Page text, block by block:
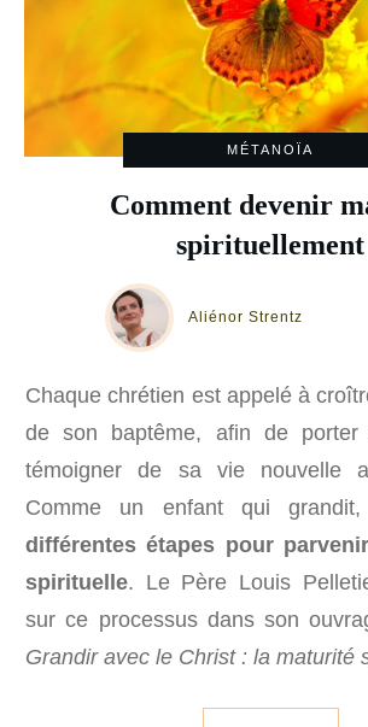
MÉTANOÏA
Comment devenir
spirituellement
Aliénor Strentz
Chaque chrétien est appelé à
de son baptême, afin de
témoigner de sa vie nouvelle
Comme un enfant qui
différentes étapes pour
spirituelle. Le Père Louis
sur ce processus dans son
Grandir avec le Christ : la maturité